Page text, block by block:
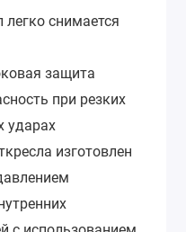
легко снимается
защита
при резких
ударах
изготовлен